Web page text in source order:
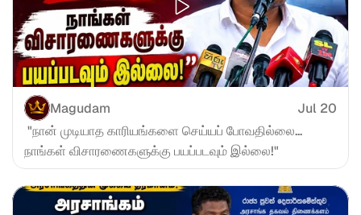
Magudam
Jul 20
நாங்கள் விசாரணைகளுக்கு பயப்படவும் இல்லை!"